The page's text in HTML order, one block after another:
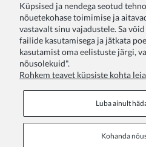
Sklep internetowy
Küpsised ja nendega seotud
nõuetekohase toimimise ja
vastavalt sinu vajadustele. Sa
failide kasutamisega ja jätkata
kasutamist oma eelistuste järgi,
nõusolekuid".
Rohkem teavet küpsiste kohta
Luba ainult
Kohanda